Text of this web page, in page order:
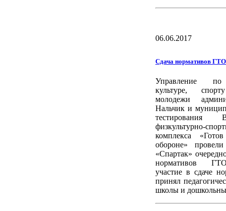
06.06.2017
Сдача нормативов ГТО
Управление по
культуре,
молодежи
Нальчик и
тестирования
физкультурно-
комплекса
обороне»
«Спартак»
нормативов
участие в сдаче
принял
школы и